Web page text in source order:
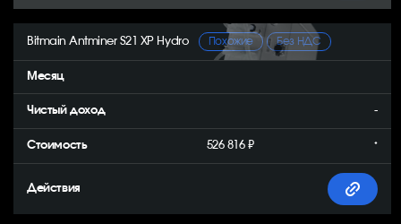
Bitmain Antminer S21 XP Hydro Похожие Без НДС
-
526 816 ₽ *